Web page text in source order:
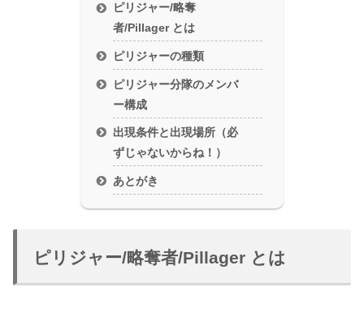
ピリジャー/略奪
者/Pillager とは
ピリジャーの種類
ピリジャー分隊のメンバ
ー構成
出現条件と出現場所（必
ずじゃないからね！）
あとがき
ピリジャー/略奪者/Pillager とは